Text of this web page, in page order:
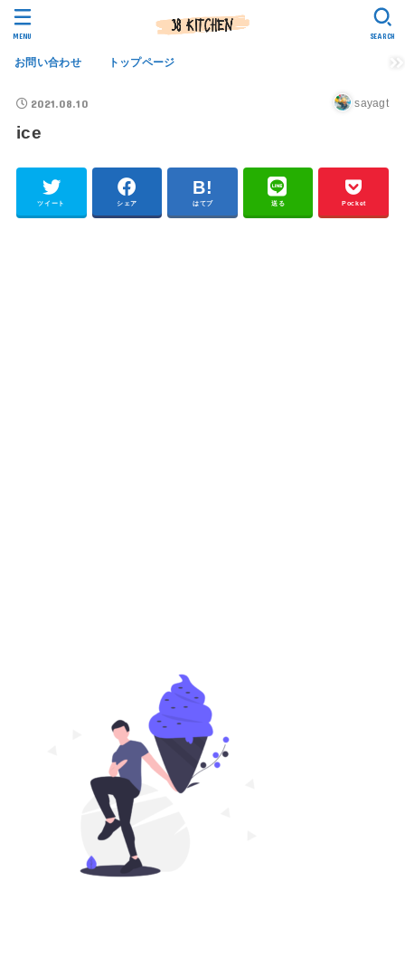
お問い合わせ トップページ
SEARCH
MENU
2021.08.10 sayagt
ice
ツイート シェア はてブ 送る Pocket